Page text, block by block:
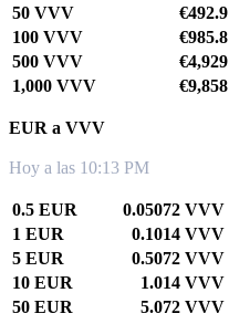
50 VVV
€492.9
100 VVV
€985.8
500 VVV
€4,929
1,000 VVV
€9,858
EUR a VVV
Hoy a las 10:13 PM
0.5 EUR
0.05072 VVV
1 EUR
0.1014 VVV
5 EUR
0.5072 VVV
10 EUR
1.014 VVV
50 EUR
5.072 VVV